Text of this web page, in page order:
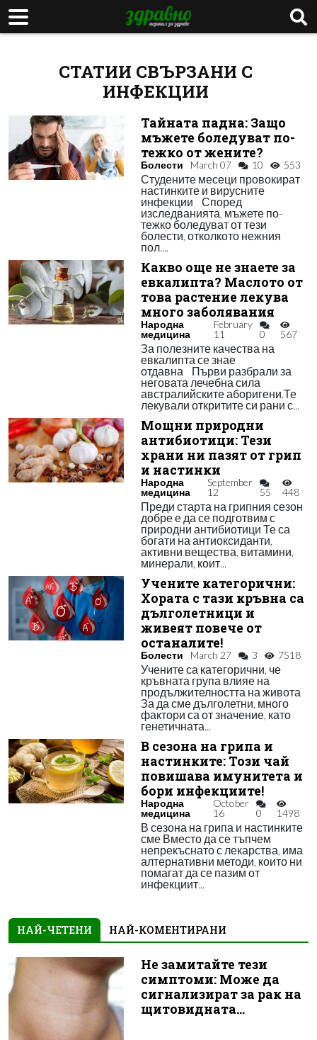
СТАТИИ СВЪРЗАНИ С
ИНФЕКЦИИ
Тайната падна: Защо
мъжете боледуват по-
тежко от жените?
Болести March 07 10 553
Студените месеци провокират
настинките и вирусните
инфекции Според
изследванията, мъжете по-
тежко боледуват от тези
болести, отколкото нежния
пол....
Какво още не знаете за
евкалипта? Маслото от
това растение лекува
много заболявания
Народна
медицина
February
11
0 567
За полезните качества на
евкалипта се знае
отдавна Първи разбрали за
неговата лечебна сила
австралийските аборигени.Те
лекували откритите си рани с...
Мощни природни
антибиотици: Тези
храни ни пазят от грип
и настинки
Народна
медицина
September
12
55 448
Преди старта на грипния сезон
добре е да се подготвим с
природни антибиотици Те са
богати на антиоксиданти,
активни вещества, витамини,
минерали, коит...
Учените категорични:
Хората с тази кръвна са
дълголетници и
живеят повече от
останалите!
Болести March 27 3 7518
Учените са категорични, че
кръвната група влияе на
продължителността на живота
За да сме дълголетни, много
фактори са от значение, като
генетичната...
В сезона на грипа и
настинките: Този чай
повишава имунитета и
бори инфекциите!
Народна
медицина
October
16
0 1498
В сезона на грипа и настинките
сме Вместо да се тъпчем
непрекъснато с лекарства, има
алтернативни методи, които ни
помагат да се пазим от
инфекциит...
НАЙ-ЧЕТЕНИ НАЙ-КОМЕНТИРАНИ
Не замитайте тези
симптоми: Може да
сигнализират за рак на
щитовидната...